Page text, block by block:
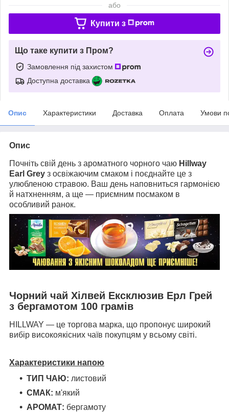
або
Купити з
Що таке купити з Пром?
Замовлення під захистом
Доступна доставка
Опис Характеристики Доставка Оплата Умови
Опис
Почніть свій день з ароматного чорного чаю Hillway
Earl Grey з освіжаючим смаком і поєднайте це з
улюбленою стравою. Ваш день наповниться гармонією
й натхненням, а ще — приємним посмаком в
особливий ранок.
Чорний чай Хілвей Ексклюзив Ерл Грей
з бергамотом 100 грамів
HILLWAY — це торгова марка, що пропонує широкий
вибір високоякісних чаїв покупцям у всьому світі.
Характеристики напою
ТИП ЧАЮ: листовий
СМАК: м'який
АРОМАТ: бергамоту